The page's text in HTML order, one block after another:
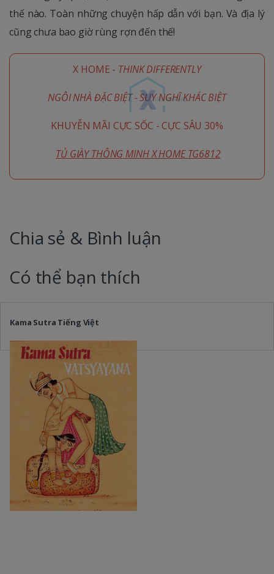
thế nào. Toàn những chuyện hấp dẫn với bạn. Và địa lý
cũng chưa bao giờ rùng rợn đến thế!
X HOME - THINK DIFFERENTLY
NGÔI NHÀ ĐẶC BIỆT - SUY NGHĨ KHÁC BIỆT
KHUYỄN MÃI CỰC SỐC - CỰC SÂU 30%
TỦ GIÀY THÔNG MINH X HOME TG6812
Chia sẻ & Bình luận
Có thể bạn thích
Kama Sutra Tiếng Việt